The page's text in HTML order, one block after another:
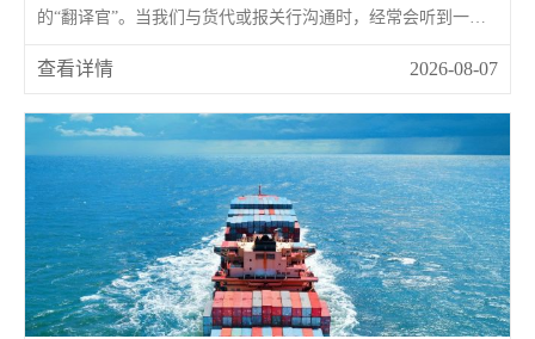
的“翻译官”。当我们与货代或报关行沟通时，经常会听到一堆
语，不仅容易在沟通中产生误会，更可能在关键时刻因为“听不
查看详情 2026-08-07